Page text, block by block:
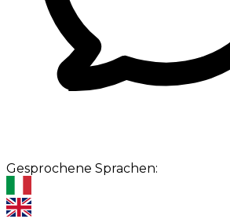
Gesprochene Sprachen: